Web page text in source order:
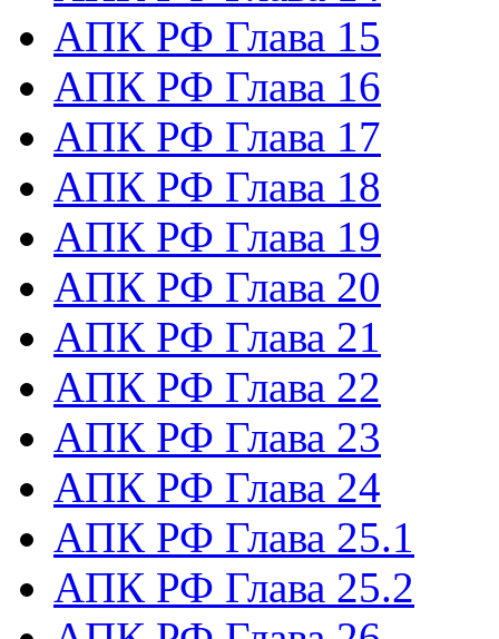
АПК РФ Глава 15
АПК РФ Глава 16
АПК РФ Глава 17
АПК РФ Глава 18
АПК РФ Глава 19
АПК РФ Глава 20
АПК РФ Глава 21
АПК РФ Глава 22
АПК РФ Глава 23
АПК РФ Глава 24
АПК РФ Глава 25.1
АПК РФ Глава 25.2